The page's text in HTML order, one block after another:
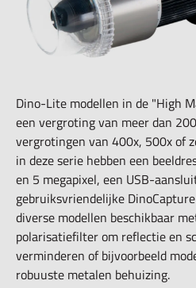
Dino-Lite modellen in de "High
een vergroting van meer dan
vergrotingen van 400x, 500x of
in deze serie hebben een
en 5 megapixel, een USB-
gebruiksvriendelijke
diverse modellen beschikbaar
polarisatiefilter om reflectie en
verminderen of bijvoorbeeld
robuuste metalen behuizing.